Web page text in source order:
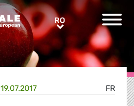
RORO
FR
19.07.2017